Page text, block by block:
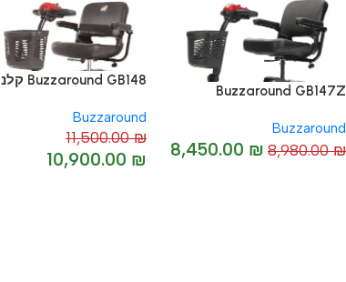
Buzzaround GB147Z
Buzzaround
8,980.00₪
8,450.00 ₪
-5%
Buzzaround GB148 קלנועית
Buzzaround
11,500.00₪
10,900.00 ₪